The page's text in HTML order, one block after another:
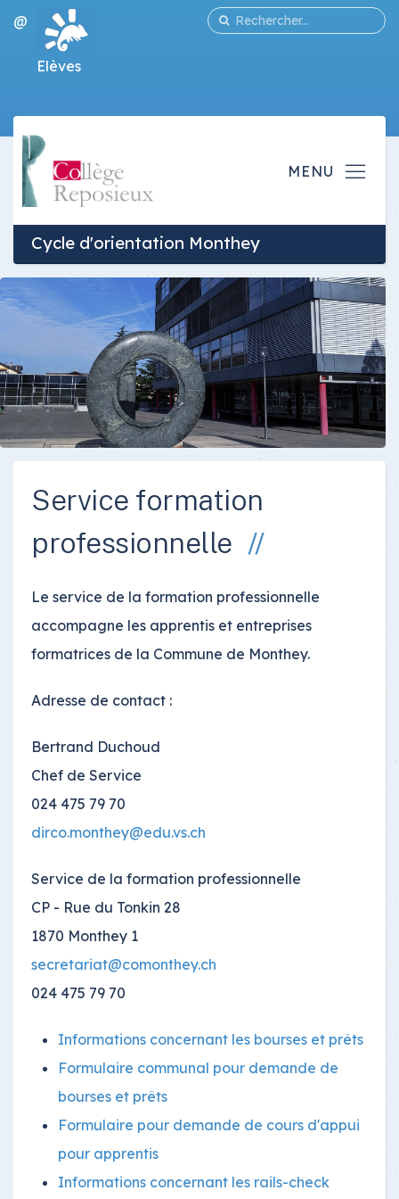
@
Elèves
Cycle d'orientation Monthey
Service formation
professionnelle
Le service de la formation professionnelle
accompagne les apprentis et entreprises
formatrices de la Commune de Monthey.
Adresse de contact :
Bertrand Duchoud
Chef de Service
024 475 79 70
dirco.monthey@edu.vs.ch
Service de la formation professionnelle
CP - Rue du Tonkin 28
1870 Monthey 1
secretariat@comonthey.ch
024 475 79 70
Informations concernant les bourses et prêts
Formulaire communal pour demande de
bourses et prêts
Formulaire pour demande de cours d'appui
pour apprentis
Informations concernant les rails-check